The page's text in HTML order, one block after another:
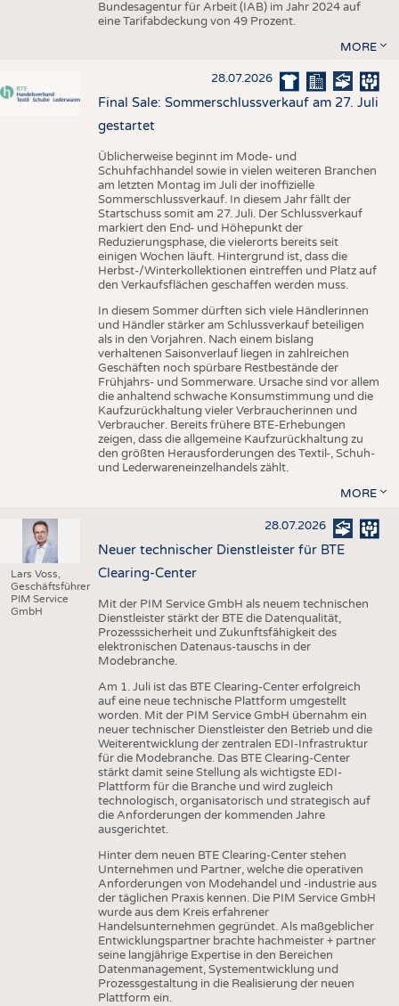
Bundesagentur für Arbeit (IAB) im Jahr 2024 auf
eine Tarifabdeckung von 49 Prozent.
MORE
28.07.2026
Final Sale: Sommerschlussverkauf am 27. Juli
gestartet
Üblicherweise beginnt im Mode- und
Schuhfachhandel sowie in vielen weiteren Branchen
am letzten Montag im Juli der inoffizielle
Sommerschlussverkauf. In diesem Jahr fällt der
Startschuss somit am 27. Juli. Der Schlussverkauf
markiert den End- und Höhepunkt der
Reduzierungsphase, die vielerorts bereits seit
einigen Wochen läuft. Hintergrund ist, dass die
Herbst-/Winterkollektionen eintreffen und Platz auf
den Verkaufsflächen geschaffen werden muss.
In diesem Sommer dürften sich viele Händlerinnen
und Händler stärker am Schlussverkauf beteiligen
als in den Vorjahren. Nach einem bislang
verhaltenen Saisonverlauf liegen in zahlreichen
Geschäften noch spürbare Restbestände der
Frühjahrs- und Sommerware. Ursache sind vor allem
die anhaltend schwache Konsumstimmung und die
Kaufzurückhaltung vieler Verbraucherinnen und
Verbraucher. Bereits frühere BTE-Erhebungen
zeigen, dass die allgemeine Kaufzurückhaltung zu
den größten Herausforderungen des Textil-, Schuh-
und Lederwareneinzelhandels zählt.
MORE
Lars Voss,
Geschäftsführer
PIM Service
GmbH
28.07.2026
Neuer technischer Dienstleister für BTE
Clearing-Center
Mit der PIM Service GmbH als neuem technischen
Dienstleister stärkt der BTE die Datenqualität,
Prozesssicherheit und Zukunftsfähigkeit des
elektronischen Datenaus-tauschs in der
Modebranche.
Am 1. Juli ist das BTE Clearing-Center erfolgreich
auf eine neue technische Plattform umgestellt
worden. Mit der PIM Service GmbH übernahm ein
neuer technischer Dienstleister den Betrieb und die
Weiterentwicklung der zentralen EDI-Infrastruktur
für die Modebranche. Das BTE Clearing-Center
stärkt damit seine Stellung als wichtigste EDI-
Plattform für die Branche und wird zugleich
technologisch, organisatorisch und strategisch auf
die Anforderungen der kommenden Jahre
ausgerichtet.
Hinter dem neuen BTE Clearing-Center stehen
Unternehmen und Partner, welche die operativen
Anforderungen von Modehandel und -industrie aus
der täglichen Praxis kennen. Die PIM Service GmbH
wurde aus dem Kreis erfahrener
Handelsunternehmen gegründet. Als maßgeblicher
Entwicklungspartner brachte hachmeister + partner
seine langjährige Expertise in den Bereichen
Datenmanagement, Systementwicklung und
Prozessgestaltung in die Realisierung der neuen
Plattform ein.